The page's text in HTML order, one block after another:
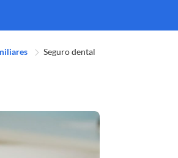
Seguro dental